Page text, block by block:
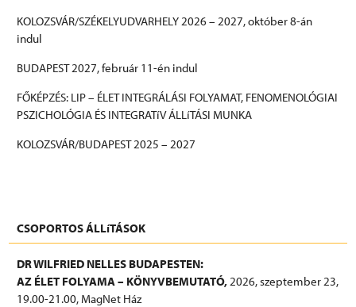
KOLOZSVÁR/SZÉKELYUDVARHELY 2026 – 2027, október 8-án
indul
BUDAPEST 2027, február 11-én indul
FŐKÉPZÉS: LIP – ÉLET INTEGRÁLÁSI FOLYAMAT, FENOMENOLÓGIAI
PSZICHOLÓGIA ÉS INTEGRATíV ÁLLíTÁSI MUNKA
KOLOZSVÁR/BUDAPEST 2025 – 2027
CSOPORTOS ÁLLíTÁSOK
DR WILFRIED NELLES BUDAPESTEN:
AZ ÉLET FOLYAMA – KÖNYVBEMUTATÓ,2026, szeptember 23,
19.00-21.00, MagNet Ház